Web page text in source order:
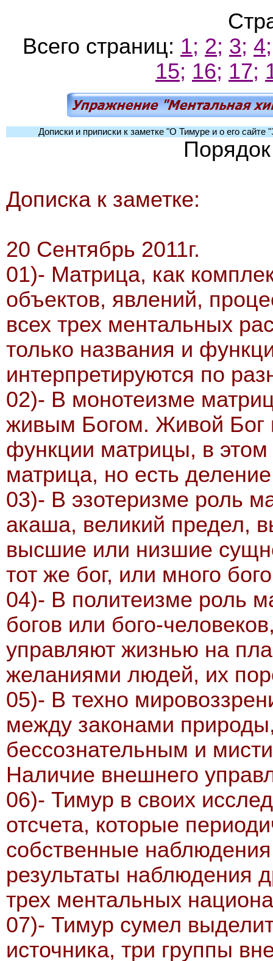
Всего страниц: 1; 2; 3; 4;
15; 16; 17;
Дописки и приписки к заметке "О Тимуре и о его сайте
Дописка к заметке:
20 Сентябрь 2011г.
01)- Матрица, как
объектов, явлений,
всех трех ментальных
только названия и
интерпретируются по
02)- В монотеизме
живым Богом. Живой Бог
функции матрицы, в этом
матрица, но есть
03)- В эзотеризме роль
акаша, великий предел,
высшие или низшие
тот же бог, или много
04)- В политеизме роль
богов или бого-
управляют жизнью на
желаниями людей, их
05)- В техно
между законами
бессознательным и
Наличие внешнего
06)- Тимур в своих
отсчета, которые
собственные
результаты наблюдения
трех ментальных
07)- Тимур сумел
источника, три группы